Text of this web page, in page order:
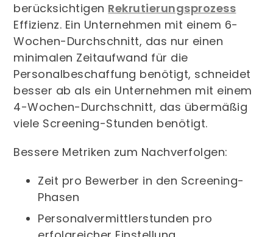
berücksichtigen Rekrutierungsprozess
Effizienz. Ein Unternehmen mit einem 6-
Wochen-Durchschnitt, das nur einen
minimalen Zeitaufwand für die
Personalbeschaffung benötigt, schneidet
besser ab als ein Unternehmen mit einem
4-Wochen-Durchschnitt, das übermäßig
viele Screening-Stunden benötigt.
Bessere Metriken zum Nachverfolgen:
Zeit pro Bewerber in den Screening-
Phasen
Personalvermittlerstunden pro